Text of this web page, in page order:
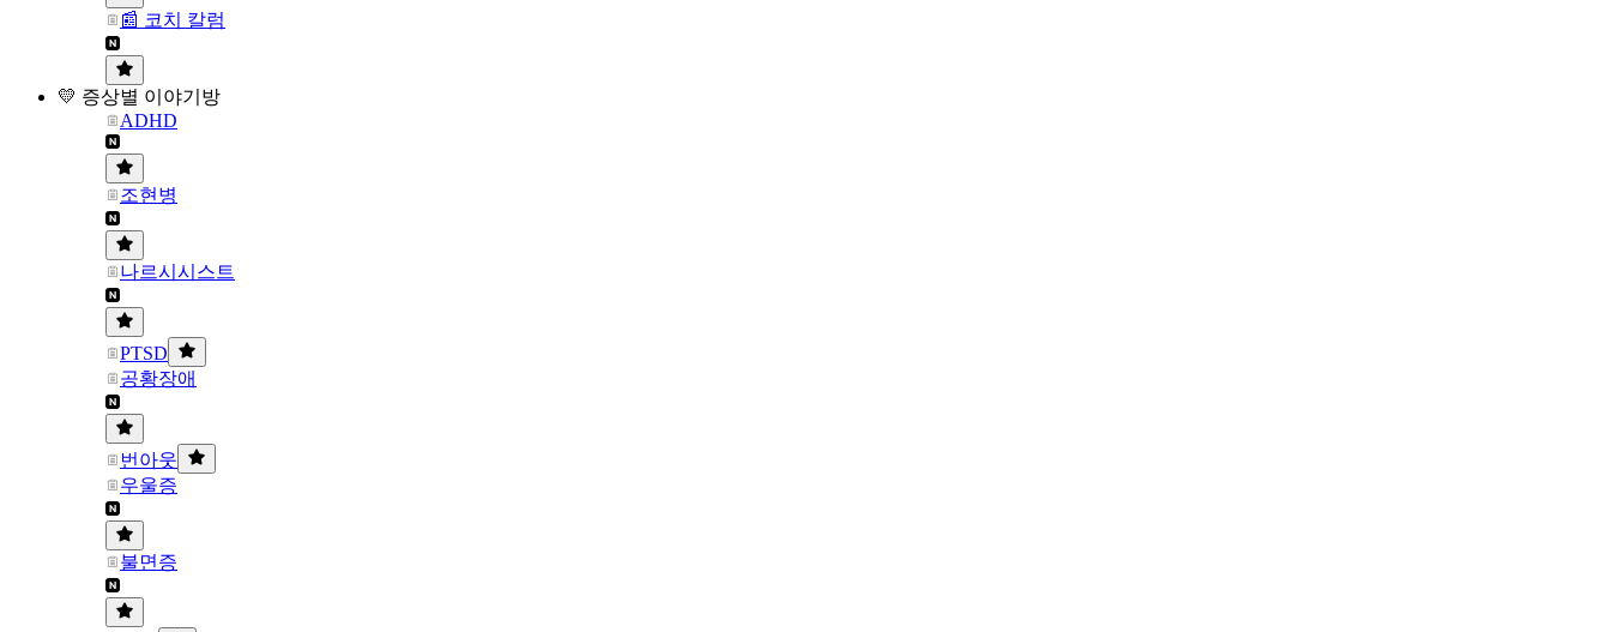
📰 코치 칼럼
💛 증상별 이야기방
ADHD
조현병
나르시시스트
PTSD
공황장애
번아웃
우울증
불면증